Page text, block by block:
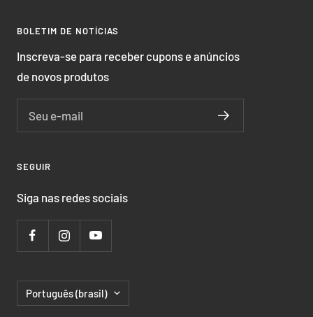
BOLETIM DE NOTÍCIAS
Inscreva-se para receber cupons e anúncios
de novos produtos
Seu e-mail
SEGUIR
Siga nas redes sociais
Língua
Português (brasil)